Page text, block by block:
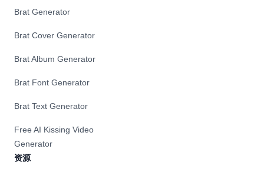
Brat Generator
Brat Cover Generator
Brat Album Generator
Brat Font Generator
Brat Text Generator
Free AI Kissing Video
Generator
资源